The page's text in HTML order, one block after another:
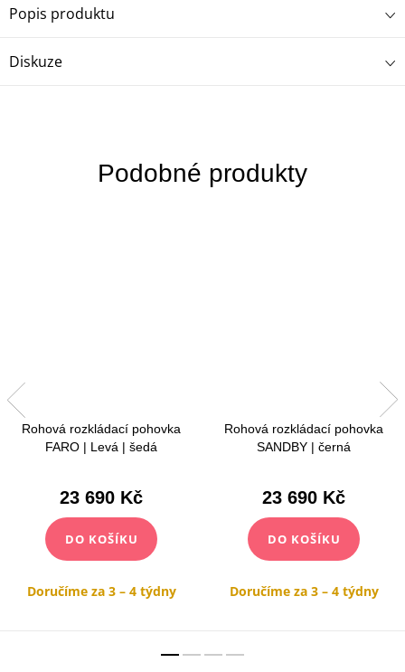
Popis produktu
Diskuze
Rohová rozkládací pohovka
FARO | Levá | šedá
23 690 Kč
DO KOŠÍKU
Doručíme za 3 – 4 týdny
Rohová rozkládací pohovka
SANDBY | černá
23 690 Kč
DO KOŠÍKU
Doručíme za 3 – 4 týdny